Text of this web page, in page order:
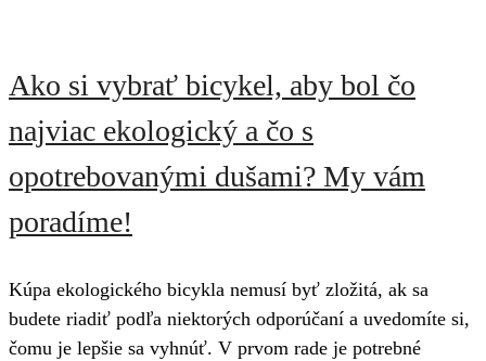
Ako si vybrať bicykel, aby bol čo
najviac ekologický a čo s
opotrebovanými dušami? My vám
poradíme!
Kúpa ekologického bicykla nemusí byť zložitá, ak sa
budete riadiť podľa niektorých odporúčaní a uvedomíte si,
čomu je lepšie sa vyhnúť. V prvom rade je potrebné